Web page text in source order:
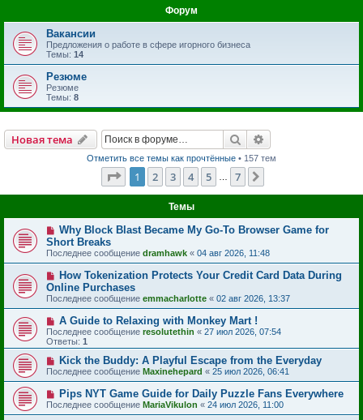
Форум
Вакансии
Предложения о работе в сфере игорного бизнеса
Темы: 14
Резюме
Резюме
Темы: 8
Новая тема Поиск
Отметить все темы как прочтённые • 157 тем
Страница из
1 2 3 4 5 7
Темы
Why Block Blast Became My Go-To Browser Game for
Short Breaks
Последнее сообщение dramhawk « 04 авг 2026, 11:48
How Tokenization Protects Your Credit Card Data During
Online Purchases
Последнее сообщение emmacharlotte « 02 авг 2026, 13:37
A Guide to Relaxing with Monkey Mart !
Последнее сообщение resolutethin « 27 июл 2026, 07:54
Ответы: 1
Kick the Buddy: A Playful Escape from the Everyday
Последнее сообщение Maxinehepard « 25 июл 2026, 06:41
Pips NYT Game Guide for Daily Puzzle Fans Everywhere
Последнее сообщение MariaVikulon « 24 июл 2026, 11:00